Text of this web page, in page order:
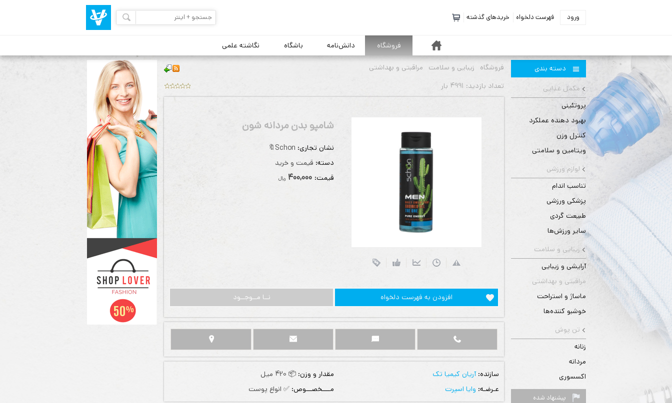
ورود فهرست دلخواه خریدهای گذشته
خانه فروشگاه دانش‌نامه باشگاه نگاشته علمی
دسته بندی
مکمل غذایی
پروتئینی
بهبود دهنده عملکرد
کنترل وزن
ویتامین و سلامتی
لوازم ورزشی
تناسب اندام
پزشکی ورزشی
طبیعت گردی
سایر ورزش‌ها
زیبایی و سلامت
آرایشی و زیبایی
مراقبتی و بهداشتی
ماساژ و استراحت
خوشبو کننده‌ها
تن پوش
زنانه
مردانه
اکسسوری
پیشنهاد شده
فروشگاه زیبایی و سلامت
مراقبتی و بهداشتی
تعداد بازديد: 4991 بار
شامپو بدن مردانه شون
نشان تجاری: Schon🔖
دسته: قیمت و خرید
قيمت: 400,000 ريال
افزودن به فهرست دلخواه نــا مــوجــود
سازنده:آریان کیمیا تک
عـرضـه: وایا اسپرت
مقدار و وزن: 📦 420 میل
مــــخصـــوص: ✅ انواع پوست